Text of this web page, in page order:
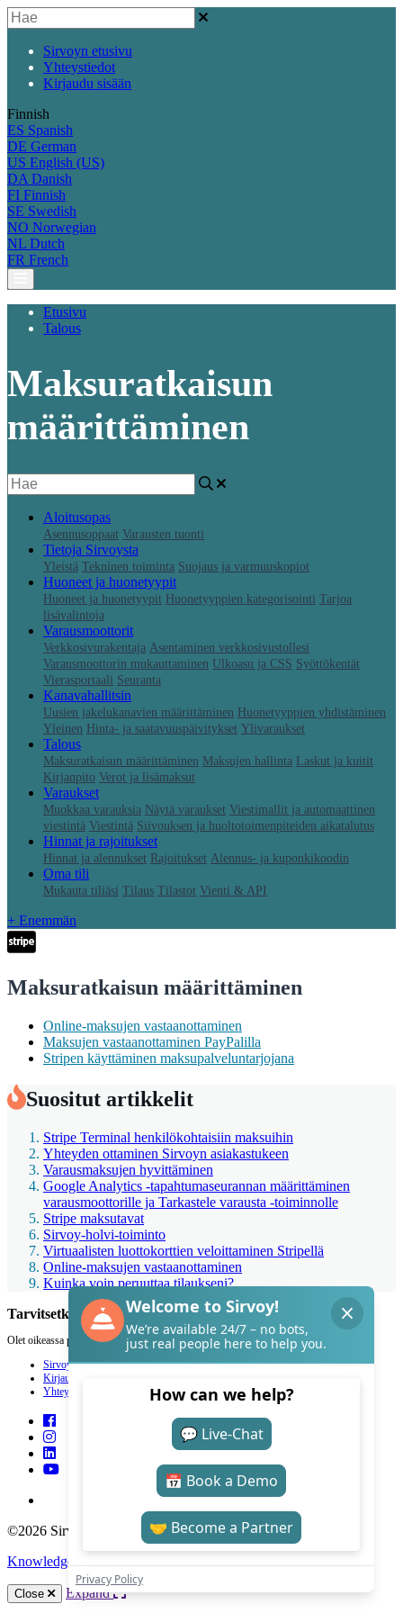
Sirvoyn etusivu
Yhteystiedot
Kirjaudu sisään
Finnish
ES Spanish
DE German
US English (US)
DA Danish
FI Finnish
SE Swedish
NO Norwegian
NL Dutch
FR French
Etusivu
Talous
Maksuratkaisun
määrittäminen
Aloitusopas
Asennusoppaat Varausten tuonti
Tietoja Sirvoysta
Yleistä Tekninen toiminta Suojaus ja varmuuskopiot
Huoneet ja huonetyypit
Huoneet ja huonetyypit Huonetyyppien kategorisointi Tarjoa
lisävalintoja
Varausmoottorit
Verkkosivurakentaja Asentaminen verkkosivustollesi
Varausmoottorin mukauttaminen Ulkoasu ja CSS Syöttökentät
Vierasportaali Seuranta
Kanavahallitsin
Uusien jakelukanavien määrittäminen Huonetyyppien yhdistäminen
Yleinen Hinta- ja saatavuuspäivitykset Ylivaraukset
Talous
Maksuratkaisun määrittäminen Maksujen hallinta Laskut ja kuitit
Kirjanpito Verot ja lisämaksut
Varaukset
Muokkaa varauksia Näytä varaukset Viestimallit ja automaattinen
viestintä Viestintä Siivouksen ja huoltotoimenpiteiden aikatalutus
Hinnat ja rajoitukset
Hinnat ja alennukset Rajoitukset Alennus- ja kuponkikoodin
Oma tili
Mukauta tiliäsi Tilaus Tilastot Vienti & API
+ Enemmän
Maksuratkaisun määrittäminen
Online-maksujen vastaanottaminen
Maksujen vastaanottaminen PayPalilla
Stripen käyttäminen maksupalveluntarjojana
Suositut artikkelit
Stripe Terminal henkilökohtaisiin maksuihin
Yhteyden ottaminen Sirvoyn asiakastukeen
Varausmaksujen hyvittäminen
Google Analytics -tapahtumaseurannan määrittäminen
varausmoottorille ja Tarkastele varausta -toiminnolle
Stripe maksutavat
Sirvoy-holvi-toiminto
Virtuaalisten luottokorttien veloittaminen Stripellä
Online-maksujen vastaanottaminen
Kuinka voin peruuttaa tilaukseni?
Tarvitsetko apua Sirvoyn kanssa?
Olet oikeassa paikassa.
Sirvoy
Kirjaudu
Yhteystiedot
©2026 Sirvoy . All Rights reserved.
Knowledge Base Software
Close Expand